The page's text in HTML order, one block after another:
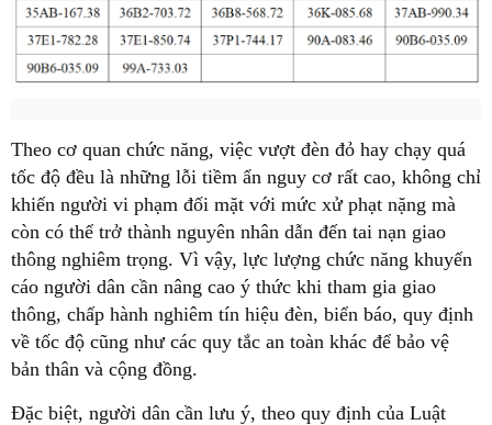
Theo cơ quan chức năng, việc vượt đèn đỏ hay chạy quá
tốc độ đều là những lỗi tiềm ẩn nguy cơ rất cao, không chỉ
khiến người vi phạm đối mặt với mức xử phạt nặng mà
còn có thể trở thành nguyên nhân dẫn đến tai nạn giao
thông nghiêm trọng. Vì vậy, lực lượng chức năng khuyến
cáo người dân cần nâng cao ý thức khi tham gia giao
thông, chấp hành nghiêm tín hiệu đèn, biển báo, quy định
về tốc độ cũng như các quy tắc an toàn khác để bảo vệ
bản thân và cộng đồng.
Đặc biệt, người dân cần lưu ý, theo quy định của Luật